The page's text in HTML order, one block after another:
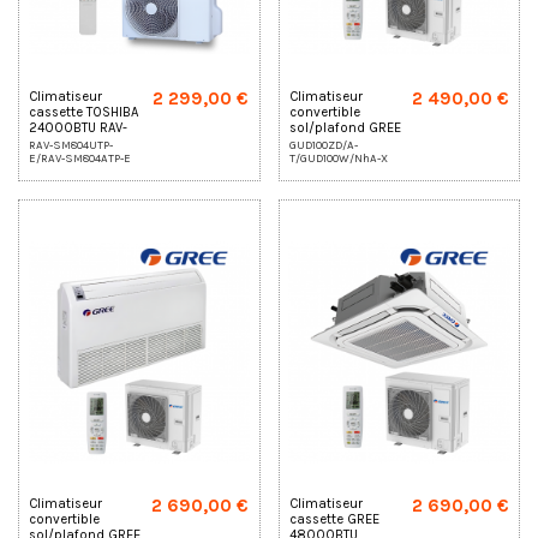
Climatiseur
cassette TOSHIBA
24000BTU RAV-
SM804UTP-E/RAV-
SM804ATP-E
RAV-SM804UTP-
E/RAV-SM804ATP-E
2 299,00 €
Climatiseur
convertible
sol/plafond GREE
triphasé
36000BTU
GUD100ZD/A-
T/GUD100W/NhA-X
2 490,00 €
Climatiseur
convertible
2 690,00 €
Climatiseur
cassette GREE
2 690,00 €